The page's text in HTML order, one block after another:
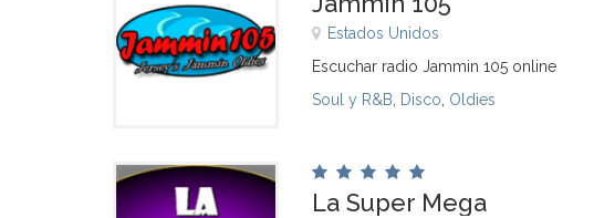
Estados Unidos
Escuchar radio Jammin 105 online
Soul y R&B
Disco Oldies
La Super Mega